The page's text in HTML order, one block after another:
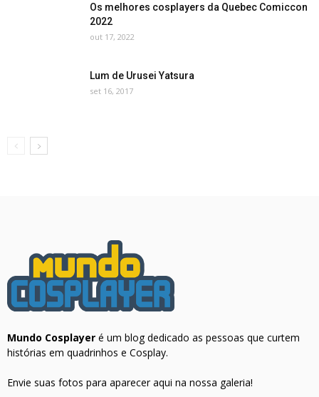
Os melhores cosplayers da Quebec Comiccon
2022
out 17, 2022
Lum de Urusei Yatsura
set 16, 2017
Mundo Cosplayer é um blog dedicado as pessoas que curtem
histórias em quadrinhos e Cosplay.
Envie suas fotos para aparecer aqui na nossa galeria!